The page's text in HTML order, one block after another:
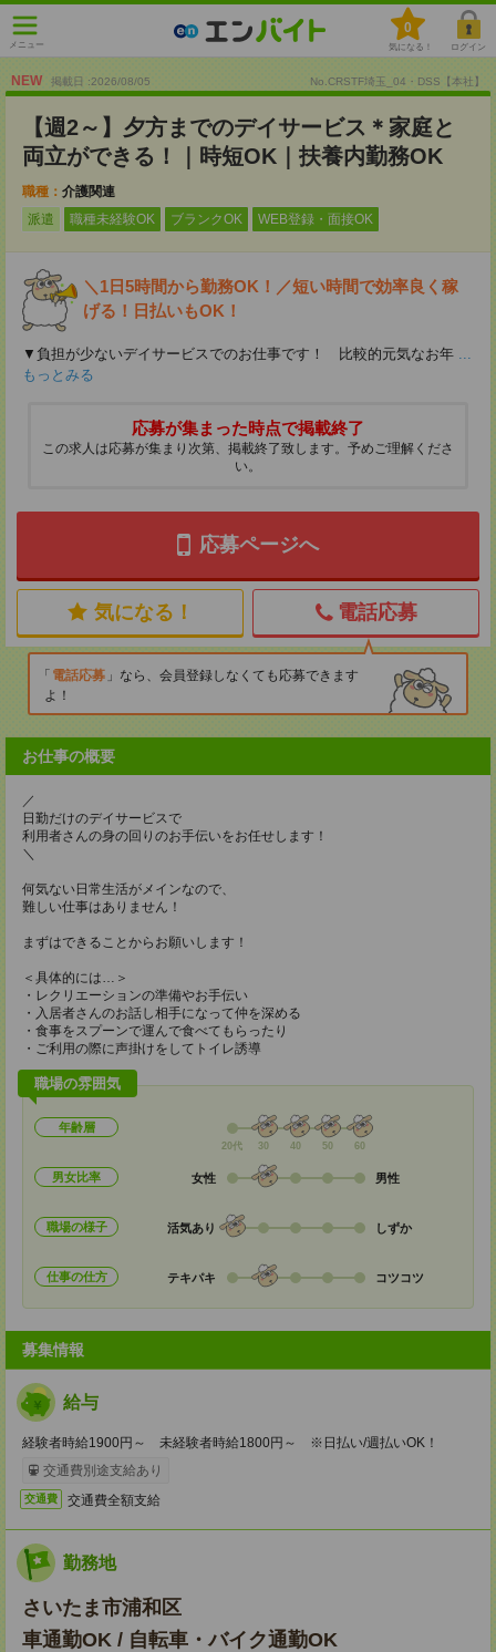
メニュー
0
気になる！ ログイン
NEW 掲載日 :2026/08/05 No.CRSTF埼玉_04・DSS【本社】
【週2～】夕方までのデイサービス＊家庭と
両立ができる！｜時短OK｜扶養内勤務OK
職種： 介護関連
派遣
職種未経験OK ブランクOK WEB登録・面接OK
＼1日5時間から勤務OK！／短い時間で効率良く稼
げる！日払いもOK！
▼負担が少ないデイサービスでのお仕事です！ 比較的元気なお年 ...
もっとみる
応募が集まった時点で掲載終了
この求人は応募が集まり次第、掲載終了致します。予めご理解くださ
い。
応募ページへ
気になる！ 電話応募
電話応募
なら、会員登録しなくても応募できます
よ！
お仕事の概要
／
日勤だけのデイサービスで
利用者さんの身の回りのお手伝いをお任せします！
＼
何気ない日常生活がメインなので、
難しい仕事はありません！
まずはできることからお願いします！
＜具体的には…＞
・レクリエーションの準備やお手伝い
・入居者さんのお話し相手になって仲を深める
・食事をスプーンで運んで食べてもらったり
・ご利用の際に声掛けをしてトイレ誘導
職場の雰囲気
年齢層
20代 30 40 50 60
男女比率 女性 男性
職場の様子 活気あり しずか
仕事の仕方 テキパキ コツコツ
募集情報
給与
経験者時給1900円～ 未経験者時給1800円～ ※日払い/週払いOK！
交通費別途支給あり
交通費 交通費全額支給
勤務地
さいたま市浦和区
車通勤OK / 自転車・バイク通勤OK